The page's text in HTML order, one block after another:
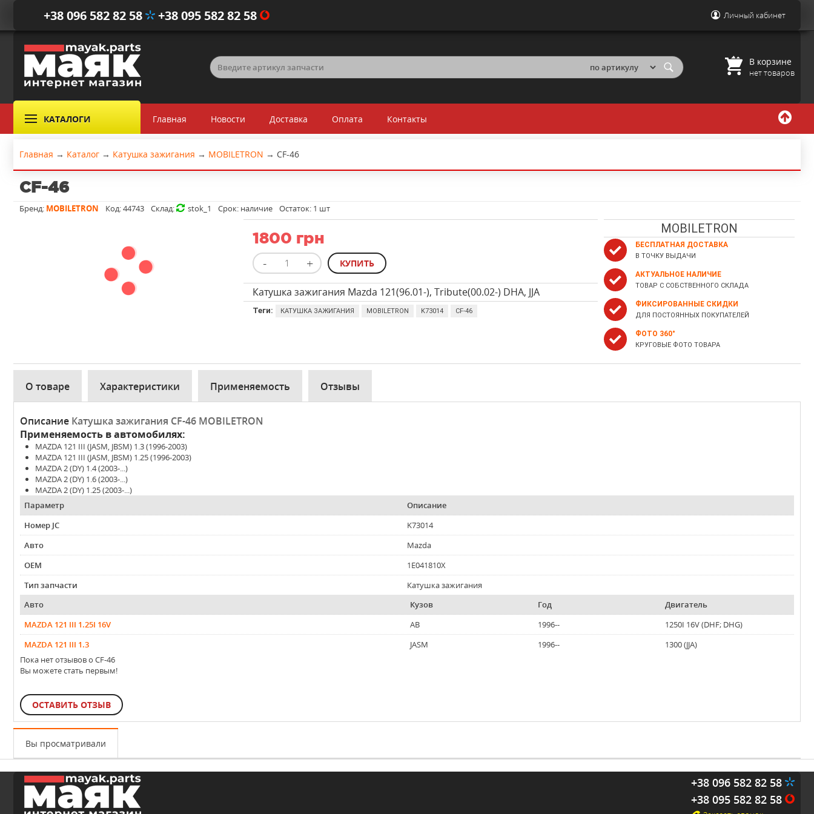
+38 096 582 82 58 +38 095 582 82 58 Личный кабинет
В корзине
нет товаров
КАТАЛОГИ Главная Новости Доставка Оплата Контакты
Главная → Каталог → Катушка зажигания → MOBILETRON → CF-46
CF-46
Бренд: MOBILETRON Код:44743 Склад: stok_1 Срок: наличие Остаток: 1 шт
1800 грн
Катушка зажигания Mazda 121(96.01-), Tribute(00.02-) DHA, JJA
Теги: КАТУШКА ЗАЖИГАНИЯ MOBILETRON K73014 CF-46
MOBILETRON
БЕСПЛАТНАЯ ДОСТАВКА
В ТОЧКУ ВЫДАЧИ
АКТУАЛЬНОЕ НАЛИЧИЕ
ТОВАР С СОБСТВЕННОГО СКЛАДА
ФИКСИРОВАННЫЕ СКИДКИ
ДЛЯ ПОСТОЯННЫХ ПОКУПАТЕЛЕЙ
ФОТО 360°
КРУГОВЫЕ ФОТО ТОВАРА
О товаре Характеристики Применяемость Отзывы
Описание Катушка зажигания CF-46 MOBILETRON
Применяемость в автомобилях:
MAZDA 121 III (JASM, JBSM) 1.3 (1996-2003)
MAZDA 121 III (JASM, JBSM) 1.25 (1996-2003)
MAZDA 2 (DY) 1.4 (2003-...)
MAZDA 2 (DY) 1.6 (2003-...)
MAZDA 2 (DY) 1.25 (2003-...)
Параметр
Описание
Номер JC
K73014
Авто
Mazda
OEM
1E041810X
Тип запчасти
Катушка зажигания
Авто
Кузов Год
Двигатель
MAZDA 121 III 1.25I 16V
AB 1996--
1250I 16V (DHF; DHG)
MAZDA 121 III 1.3
JASM 1996--
1300 (JJA)
Пока нет отзывов о CF-46
Вы можете стать первым!
ОСТАВИТЬ ОТЗЫВ
Вы просматривали
+38 096 582 82 58
+38 095 582 82 58